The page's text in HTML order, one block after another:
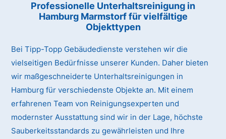
Professionelle Unterhaltsreinigung in
Hamburg Marmstorffür vielfältige
Objekttypen
Bei Tipp-Topp Gebäudedienste verstehen wir die
vielseitigen Bedürfnisse unserer Kunden. Daher bieten
wir maßgeschneiderte Unterhaltsreinigungen in
Hamburg für verschiedenste Objekte an. Mit einem
erfahrenen Team von Reinigungsexperten und
modernster Ausstattung sind wir in der Lage, höchste
Sauberkeitsstandards zu gewährleisten und Ihre